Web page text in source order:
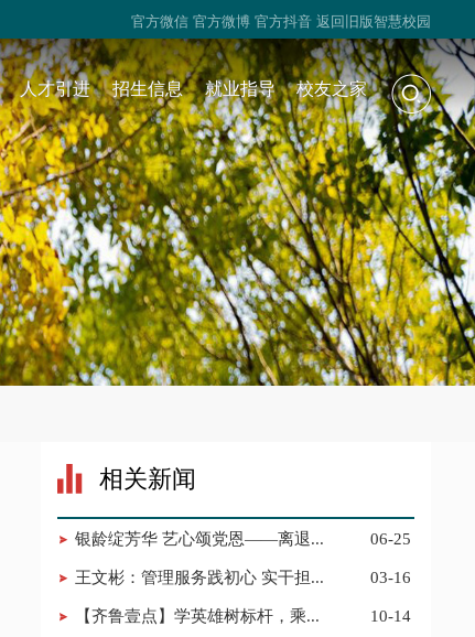
官方微信 官方微博 官方抖音 返回旧版智慧校园
人才引进 招生信息 就业指导 校友之家
相关新闻
银龄绽芳华 艺心颂党恩——离退... 06-25
王文彬：管理服务践初心 实干担... 03-16
【齐鲁壹点】学英雄树标杆，乘... 10-14